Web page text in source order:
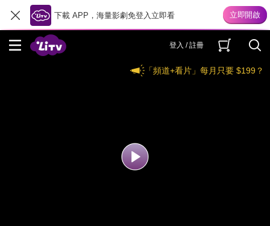
下載 APP，海量影劇免登入立即看
登入 / 註冊
「頻道+看片」每月只要 $199？